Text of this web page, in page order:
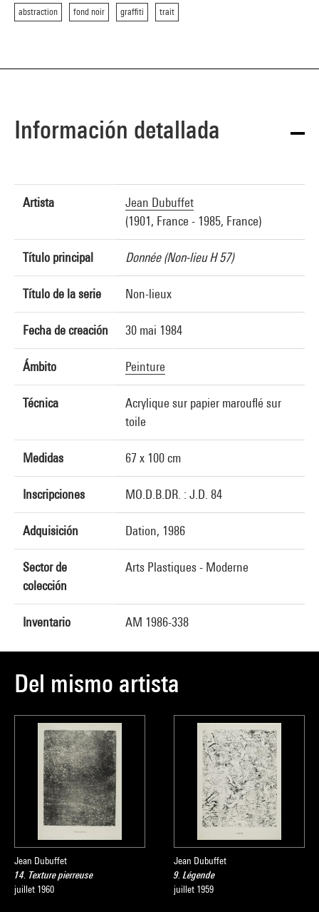
abstraction fond noir graffiti trait
Información detallada
Artista
Jean Dubuffet
(1901, France - 1985, France)
Título principal Donnée (Non-lieu H 57)
Título de la serie Non-lieux
Fecha de creación 30 mai 1984
Ámbito Peinture
Técnica
Acrylique sur papier marouflé sur
toile
Medidas 67 x 100 cm
Inscripciones MO.D.B.DR. : J.D. 84
Adquisición Dation, 1986
Sector de
colección
Arts Plastiques - Moderne
Inventario AM 1986-338
Del mismo artista
Jean Dubuffet
14. Texture pierreuse
juillet 1960
Jean Dubuffet
9. Légende
juillet 1959